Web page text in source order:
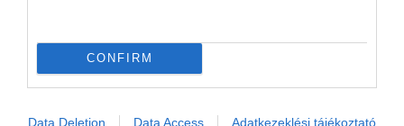
CONFIRM
Data Deletion Data Access Adatkezeklési tájékoztató
eseményen mutatott be egy vízből mentést, valamint
felhívta a fürdőzők, vízisportot űzők és hajózók
figyelméta folyó veszélyeire. A kijelölt dunai
strandok szabadon látogathatók, máshol viszont